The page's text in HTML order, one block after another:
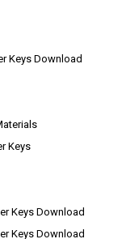
Keys Download
Keys
Keys Download
Keys Download